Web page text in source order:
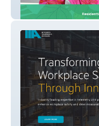
Harmony Drive